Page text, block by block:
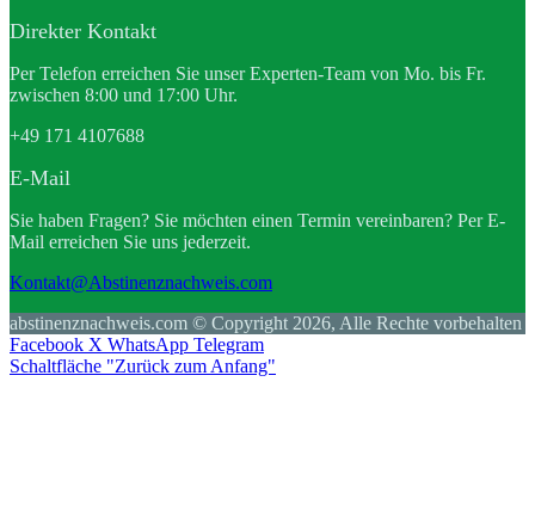
Direkter Kontakt
Per Telefon erreichen Sie unser Experten-Team von Mo. bis Fr.
zwischen 8:00 und 17:00 Uhr.
+49 171 4107688
E-Mail
Sie haben Fragen? Sie möchten einen Termin vereinbaren? Per E-
Mail erreichen Sie uns jederzeit.
Kontakt@Abstinenznachweis.com
abstinenznachweis.com © Copyright 2026, Alle Rechte vorbehalten
Facebook X WhatsApp Telegram
Schaltfläche "Zurück zum Anfang"